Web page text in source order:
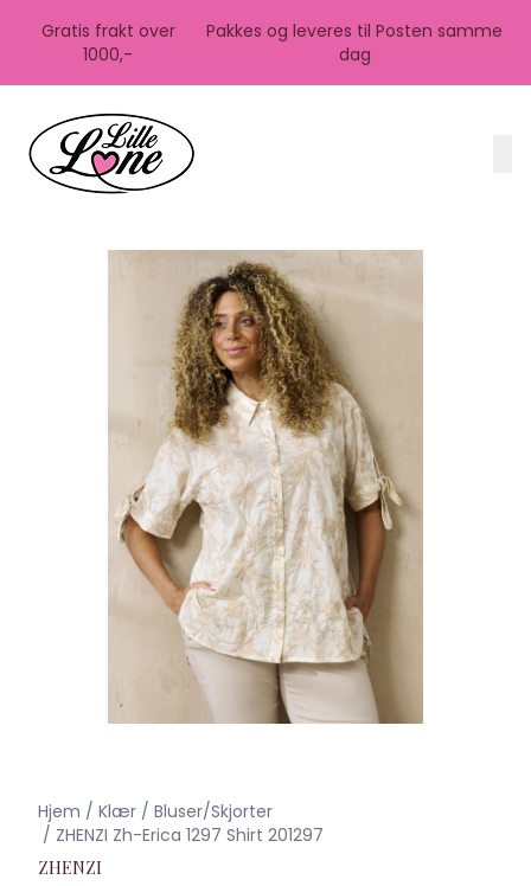
Gratis frakt over
1000,-
Pakkes og leveres til Posten samme
dag
Hjem / Klær / Bluser/Skjorter
/ ZHENZI Zh-Erica 1297 Shirt 201297
ZHENZI